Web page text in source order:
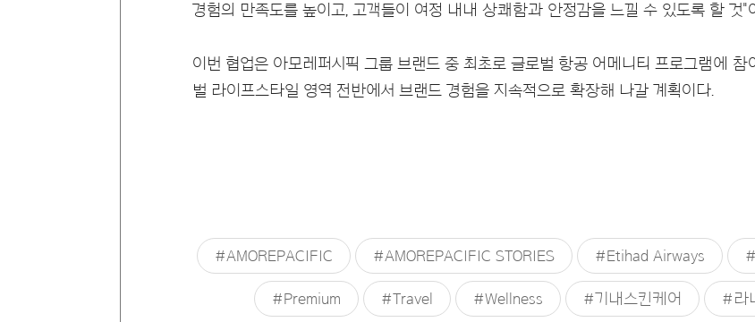
경험의 만족도를 높이고, 고객들이 여정 내내 상쾌함과 안정감을 느낄 수 있도록 할 것"
이번 협업은 아모레퍼시픽 그룹 브랜드 중 최초로 글로벌 항공 어메니티 프로그램에
벌 라이프스타일 영역 전반에서 브랜드 경험을 지속적으로 확장해 나갈 계획이다.
#AMOREPACIFIC #AMOREPACIFIC STORIES #Etihad Airways
#Premium #Travel #Wellness #기내스킨케어 #라